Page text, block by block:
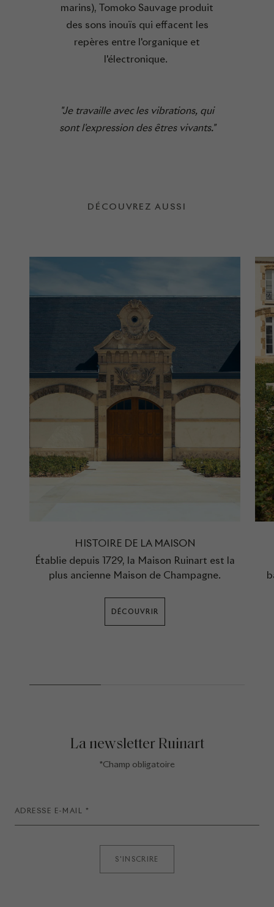
marins), Tomoko Sauvage produit
des sons inouïs qui effacent les
repères entre l'organique et
l'électronique.
"Je travaille avec les vibrations, qui
sont l'expression des êtres vivants."
DÉCOUVREZ AUSSI
HISTOIRE DE LA MAISON
Établie depuis 1729, la Maison Ruinart est la
plus ancienne Maison de Champagne.
DÉCOUVRIR
La newsletter Ruinart
*Champ obligatoire
S'INSCRIRE